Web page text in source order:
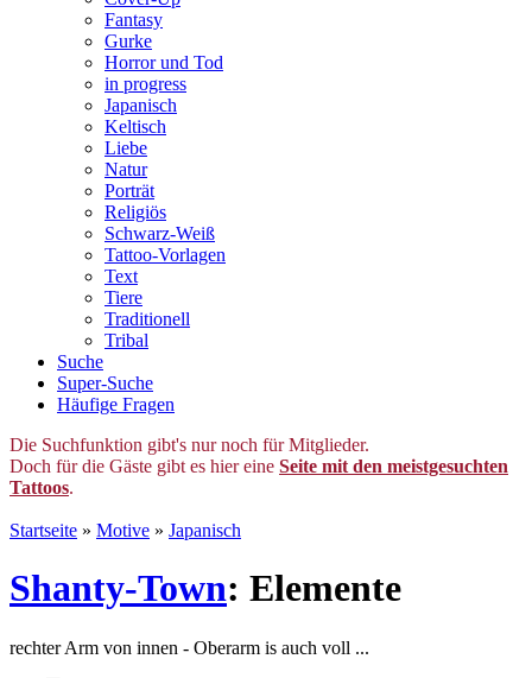
Fantasy
Gurke
Horror und Tod
in progress
Japanisch
Keltisch
Liebe
Natur
Porträt
Religiös
Schwarz-Weiß
Tattoo-Vorlagen
Text
Tiere
Traditionell
Tribal
Suche
Super-Suche
Häufige Fragen
Die Suchfunktion gibt's nur noch für Mitglieder.
Doch für die Gäste gibt es hier eine Seite mit den meistgesuchten
Tattoos.
Startseite » Motive » Japanisch
Shanty-Town: Elemente
rechter Arm von innen - Oberarm is auch voll ...